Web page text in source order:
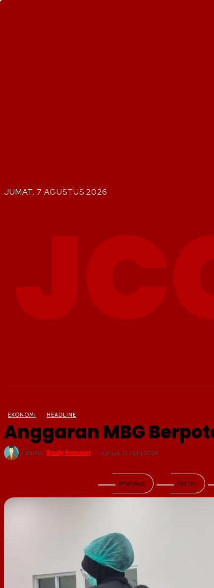
JUMAT, 7 AGUSTUS 2026
EKONOMI HEADLINE
Anggaran MBG
Penulis: Rudy Samuel Jumat, 12 Juni 2026
WhatsApp Twitter